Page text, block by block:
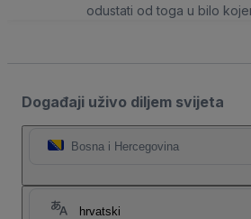
odustati od toga u bilo
Događaji uživo diljem svijeta
Bosna i Hercegovina
hrvatski